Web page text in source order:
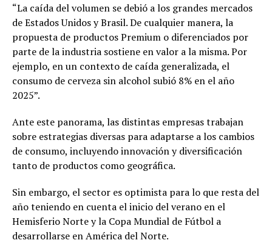
“La caída del volumen se debió a los grandes mercados
de Estados Unidos y Brasil. De cualquier manera, la
propuesta de productos Premium o diferenciados por
parte de la industria sostiene en valor a la misma. Por
ejemplo, en un contexto de caída generalizada, el
consumo de cerveza sin alcohol subió 8% en el año
2025”.
Ante este panorama, las distintas empresas trabajan
sobre estrategias diversas para adaptarse a los cambios
de consumo, incluyendo innovación y diversificación
tanto de productos como geográfica.
Sin embargo, el sector es optimista para lo que resta del
año teniendo en cuenta el inicio del verano en el
Hemisferio Norte y la Copa Mundial de Fútbol a
desarrollarse en América del Norte.